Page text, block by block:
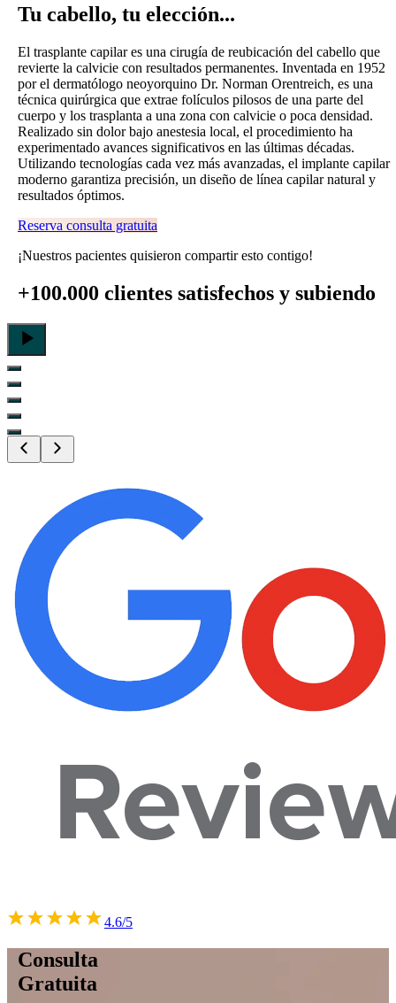
Tu cabello, tu elección...
El trasplante capilar es una cirugía de reubicación del cabello que
revierte la calvicie con resultados permanentes. Inventada en 1952
por el dermatólogo neoyorquino Dr. Norman Orentreich, es una
técnica quirúrgica que extrae folículos pilosos de una parte del
cuerpo y los trasplanta a una zona con calvicie o poca densidad.
Realizado sin dolor bajo anestesia local, el procedimiento ha
experimentado avances significativos en las últimas décadas.
Utilizando tecnologías cada vez más avanzadas, el implante capilar
moderno garantiza precisión, un diseño de línea capilar natural y
resultados óptimos.
Reserva consulta gratuita
¡Nuestros pacientes quisieron compartir esto contigo!
+100.000 clientes satisfechos y subiendo
4.6/5
Consulta
Gratuita